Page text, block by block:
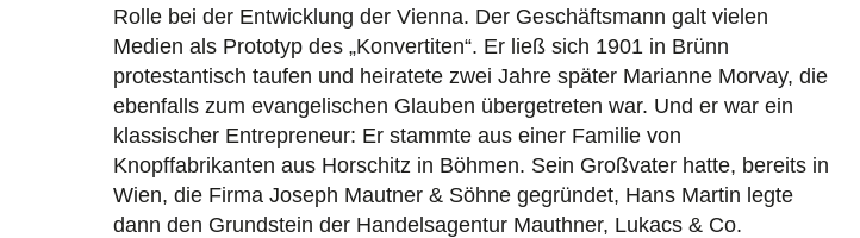
Rolle bei der Entwicklung der Vienna. Der Geschäftsmann galt vielen
Medien als Prototyp des „Konvertiten“. Er ließ sich 1901 in Brünn
protestantisch taufen und heiratete zwei Jahre später Marianne Morvay, die
ebenfalls zum evangelischen Glauben übergetreten war. Und er war ein
klassischer Entrepreneur: Er stammte aus einer Familie von
Knopffabrikanten aus Horschitz in Böhmen. Sein Großvater hatte, bereits in
Wien, die Firma Joseph Mautner & Söhne gegründet, Hans Martin legte
dann den Grundstein der Handelsagentur Mauthner, Lukacs & Co.